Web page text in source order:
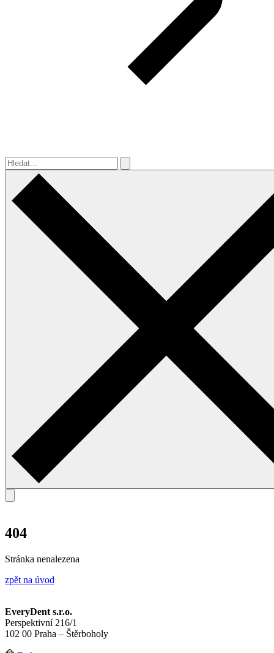
Hledat...
404
Stránka nenalezena
zpět na úvod
EveryDent s.r.o.
Perspektivní 216/1
102 00 Praha – Štěrboholy